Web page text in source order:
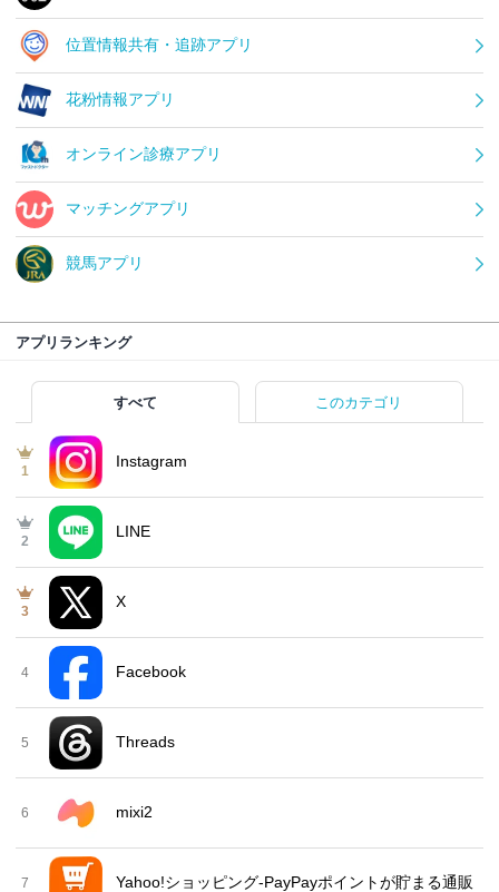
位置情報共有・追跡アプリ
花粉情報アプリ
オンライン診療アプリ
マッチングアプリ
競馬アプリ
アプリランキング
すべて このカテゴリ
1
Instagram
2
LINE
3
X
4 Facebook
5 Threads
6 mixi2
7 Yahoo!ショッピング-PayPayポイントが貯まる通販